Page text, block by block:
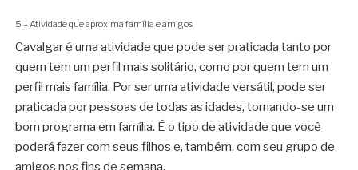
5 – Atividade que aproxima família e amigos
Cavalgar é uma atividade que pode ser praticada tanto por
quem tem um perfil mais solitário, como por quem tem um
perfil mais família. Por ser uma atividade versátil, pode ser
praticada por pessoas de todas as idades, tornando-se um
bom programa em família. É o tipo de atividade que você
poderá fazer com seus filhos e, também, com seu grupo de
amigos nos fins de semana.